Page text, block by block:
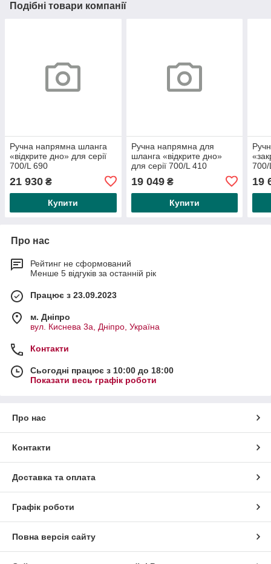
Подібні товари компанії
Ручна напрямна шланга
«відкрите дно» для серії
700/L 690
21 930 ₴
Купити
Ручна напрямна для
шланга «відкрите дно»
для серії 700/L 410
19 049₴
Купити
700/
19
Про нас
Рейтинг не сформований
Менше 5 відгуків за останній рік
Працює з 23.09.2023
м. Дніпро
вул. Киснева 3а, Дніпро, Україна
Контакти
Сьогодні працює з 10:00 до 18:00
Показати весь графік роботи
Про нас
Контакти
Доставка та оплата
Графік роботи
Повна версія сайту